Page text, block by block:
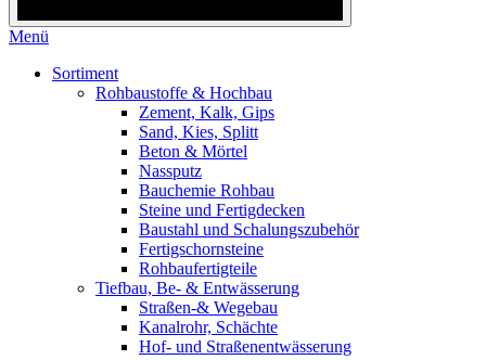
Menü
Sortiment
Rohbaustoffe & Hochbau
Zement, Kalk, Gips
Sand, Kies, Splitt
Beton & Mörtel
Nassputz
Bauchemie Rohbau
Steine und Fertigdecken
Baustahl und Schalungszubehör
Fertigschornsteine
Rohbaufertigteile
Tiefbau, Be- & Entwässerung
Straßen-& Wegebau
Kanalrohr, Schächte
Hof- und Straßenentwässerung